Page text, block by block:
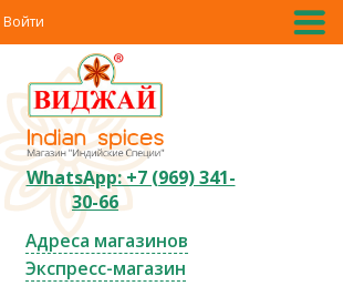
Войти
WhatsApp: +7 (969) 341-
30-66
Адреса магазинов
Экспресс-магазин